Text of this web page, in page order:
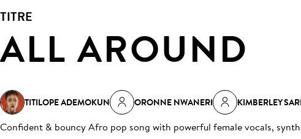
TITRE
ALL AROUND
TITILOPE ADEMOKUN ORONNE NWANERI KIMBERLEY
Confident & bouncy Afro pop song with powerful female vocals,